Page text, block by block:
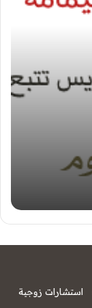
استشارات زوجية